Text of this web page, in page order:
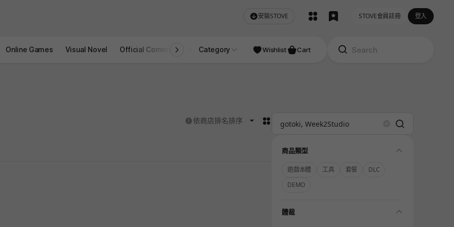
安裝STOVE STOVE會員註冊 登入
Online Games Visual Novel Official Community STOVE INDIE Studio
Category Wishlist Cart
도움말
依商店排名排序 카드형 ClearSearch
商品類型 folding
遊戲本體 工具 套餐
DLC
DEMO
體裁 folding